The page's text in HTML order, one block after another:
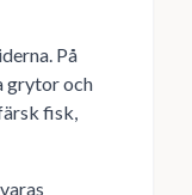
På
grytor och
fisk,